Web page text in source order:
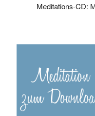
Meditations-CD: